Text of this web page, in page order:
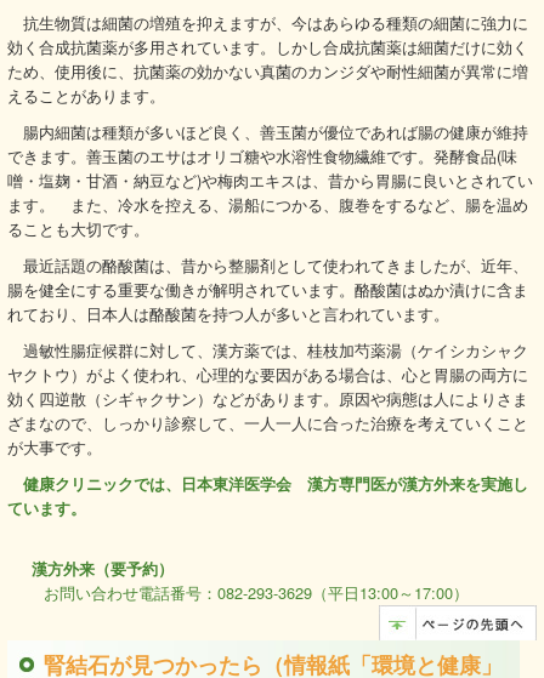
抗生物質は細菌の増殖を抑えますが、今はあらゆる種類の細菌に強力に
効く合成抗菌薬が多用されています。しかし合成抗菌薬は細菌だけに効く
ため、使用後に、抗菌薬の効かない真菌のカンジダや耐性細菌が異常に増
えることがあります。
腸内細菌は種類が多いほど良く、善玉菌が優位であれば腸の健康が維持
できます。善玉菌のエサはオリゴ糖や水溶性食物繊維です。発酵食品(味
噌・塩麹・甘酒・納豆など)や梅肉エキスは、昔から胃腸に良いとされてい
ます。 また、冷水を控える、湯船につかる、腹巻をするなど、腸を温め
ることも大切です。
最近話題の酪酸菌は、昔から整腸剤として使われてきましたが、近年、
腸を健全にする重要な働きが解明されています。酪酸菌はぬか漬けに含ま
れており、日本人は酪酸菌を持つ人が多いと言われています。
過敏性腸症候群に対して、漢方薬では、桂枝加芍薬湯（ケイシカシャク
ヤクトウ）がよく使われ、心理的な要因がある場合は、心と胃腸の両方に
効く四逆散（シギャクサン）などがあります。原因や病態は人によりさま
ざまなので、しっかり診察して、一人一人に合った治療を考えていくこと
が大事です。
健康クリニックでは、日本東洋医学会 漢方専門医が漢方外来を実施し
ています。
漢方外来（要予約）
お問い合わせ電話番号：082-293-3629（平日13:00～17:00）
腎結石が見つかったら（情報紙「環境と健康」